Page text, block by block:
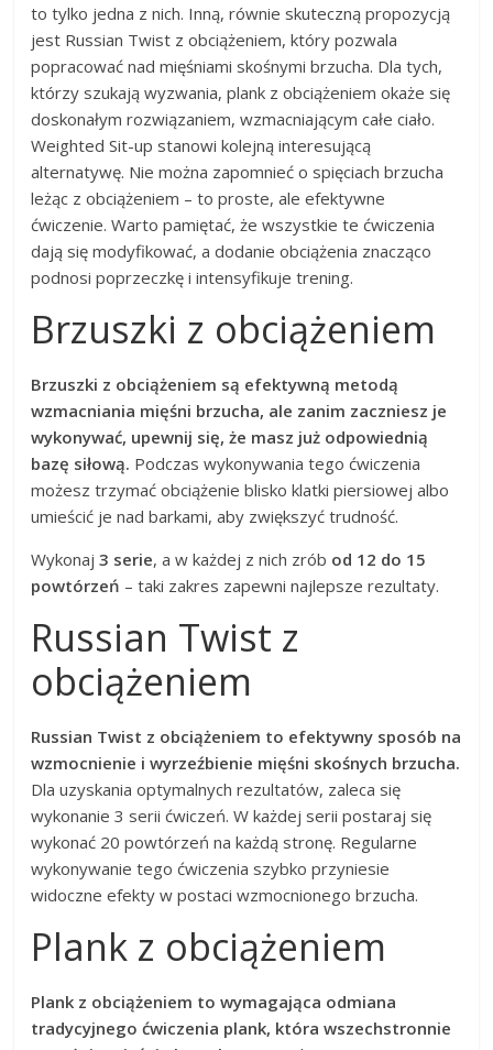
to tylko jedna z nich. Inną, równie skuteczną propozycją
jest Russian Twist z obciążeniem, który pozwala
popracować nad mięśniami skośnymi brzucha. Dla tych,
którzy szukają wyzwania, plank z obciążeniem okaże się
doskonałym rozwiązaniem, wzmacniającym całe ciało.
Weighted Sit-up stanowi kolejną interesującą
alternatywę. Nie można zapomnieć o spięciach brzucha
leżąc z obciążeniem – to proste, ale efektywne
ćwiczenie. Warto pamiętać, że wszystkie te ćwiczenia
dają się modyfikować, a dodanie obciążenia znacząco
podnosi poprzeczkę i intensyfikuje trening.
Brzuszki z obciążeniem
Brzuszki z obciążeniem są efektywną metodą
wzmacniania mięśni brzucha, ale zanim zaczniesz je
wykonywać, upewnij się, że masz już odpowiednią
bazę siłową. Podczas wykonywania tego ćwiczenia
możesz trzymać obciążenie blisko klatki piersiowej albo
umieścić je nad barkami, aby zwiększyć trudność.
Wykonaj3 serie, a w każdej z nich zrób od 12 do 15
powtórzeń – taki zakres zapewni najlepsze rezultaty.
Russian Twist z
obciążeniem
Russian Twist z obciążeniem to efektywny sposób na
wzmocnienie i wyrzeźbienie mięśni skośnych brzucha.
Dla uzyskania optymalnych rezultatów, zaleca się
wykonanie 3 serii ćwiczeń. W każdej serii postaraj się
wykonać 20 powtórzeń na każdą stronę. Regularne
wykonywanie tego ćwiczenia szybko przyniesie
widoczne efekty w postaci wzmocnionego brzucha.
Plank z obciążeniem
Plank z obciążeniem to wymagająca odmiana
tradycyjnego ćwiczenia plank, która wszechstronnie